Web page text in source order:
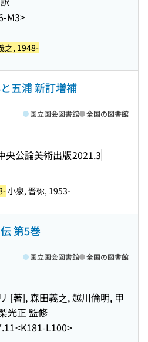
M3>
之, 1948-
五浦 新訂増補
央公論美術出版2021.3
国立国会図書館 全国の図書館
小泉, 晋弥, 1953-
第5巻
[著], 森田義之, 越川倫明, 甲
光正 監修
<K181-L100>
国立国会図書館 全国の図書館